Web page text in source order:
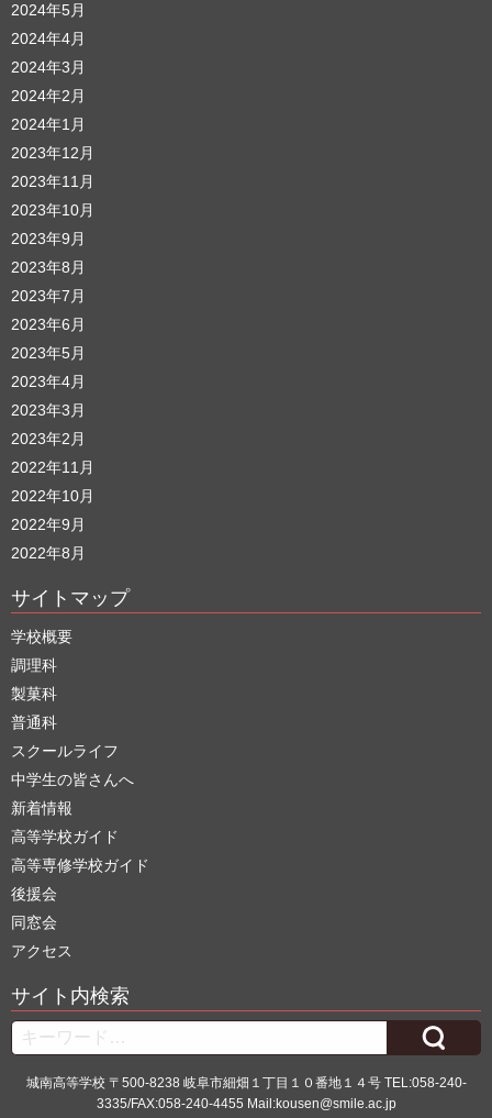
2024年5月
2024年4月
2024年3月
2024年2月
2024年1月
2023年12月
2023年11月
2023年10月
2023年9月
2023年8月
2023年7月
2023年6月
2023年5月
2023年4月
2023年3月
2023年2月
2022年11月
2022年10月
2022年9月
2022年8月
サイトマップ
学校概要
調理科
製菓科
普通科
スクールライフ
中学生の皆さんへ
新着情報
高等学校ガイド
高等専修学校ガイド
後援会
同窓会
アクセス
サイト内検索
Search
城南高等学校 〒500-8238 岐阜市細畑１丁目１０番地１４号 TEL:058-240-
3335/FAX:058-240-4455 Mail:kousen@smile.ac.jp